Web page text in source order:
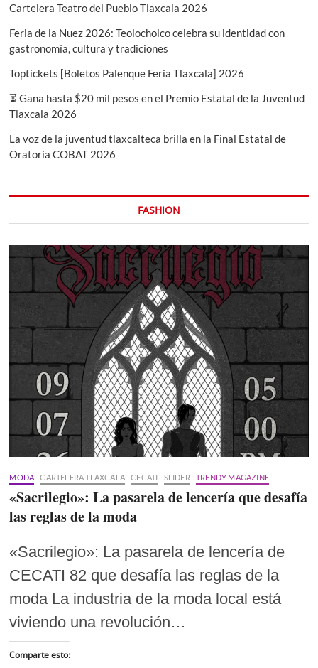
Cartelera Teatro del Pueblo Tlaxcala 2026
Feria de la Nuez 2026: Teolocholco celebra su identidad con
gastronomía, cultura y tradiciones
Toptickets [Boletos Palenque Feria Tlaxcala] 2026
⏳ Gana hasta $20 mil pesos en el Premio Estatal de la Juventud
Tlaxcala 2026
La voz de la juventud tlaxcalteca brilla en la Final Estatal de
Oratoria COBAT 2026
FASHION
MODA CARTELERA TLAXCALA CECATI SLIDER TRENDY MAGAZINE
«Sacrilegio»: La pasarela de lencería que desafía
las reglas de la moda
«Sacrilegio»: La pasarela de lencería de
CECATI 82 que desafía las reglas de la
moda La industria de la moda local está
viviendo una revolución…
Comparte esto: